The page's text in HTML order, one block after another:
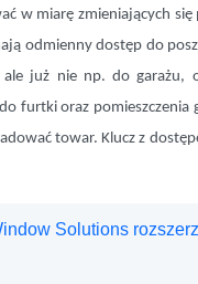
w miarę zmieniających
odmienny dostęp do
już nie np. do garażu,
furtki oraz
towar. Klucz z
Solutions